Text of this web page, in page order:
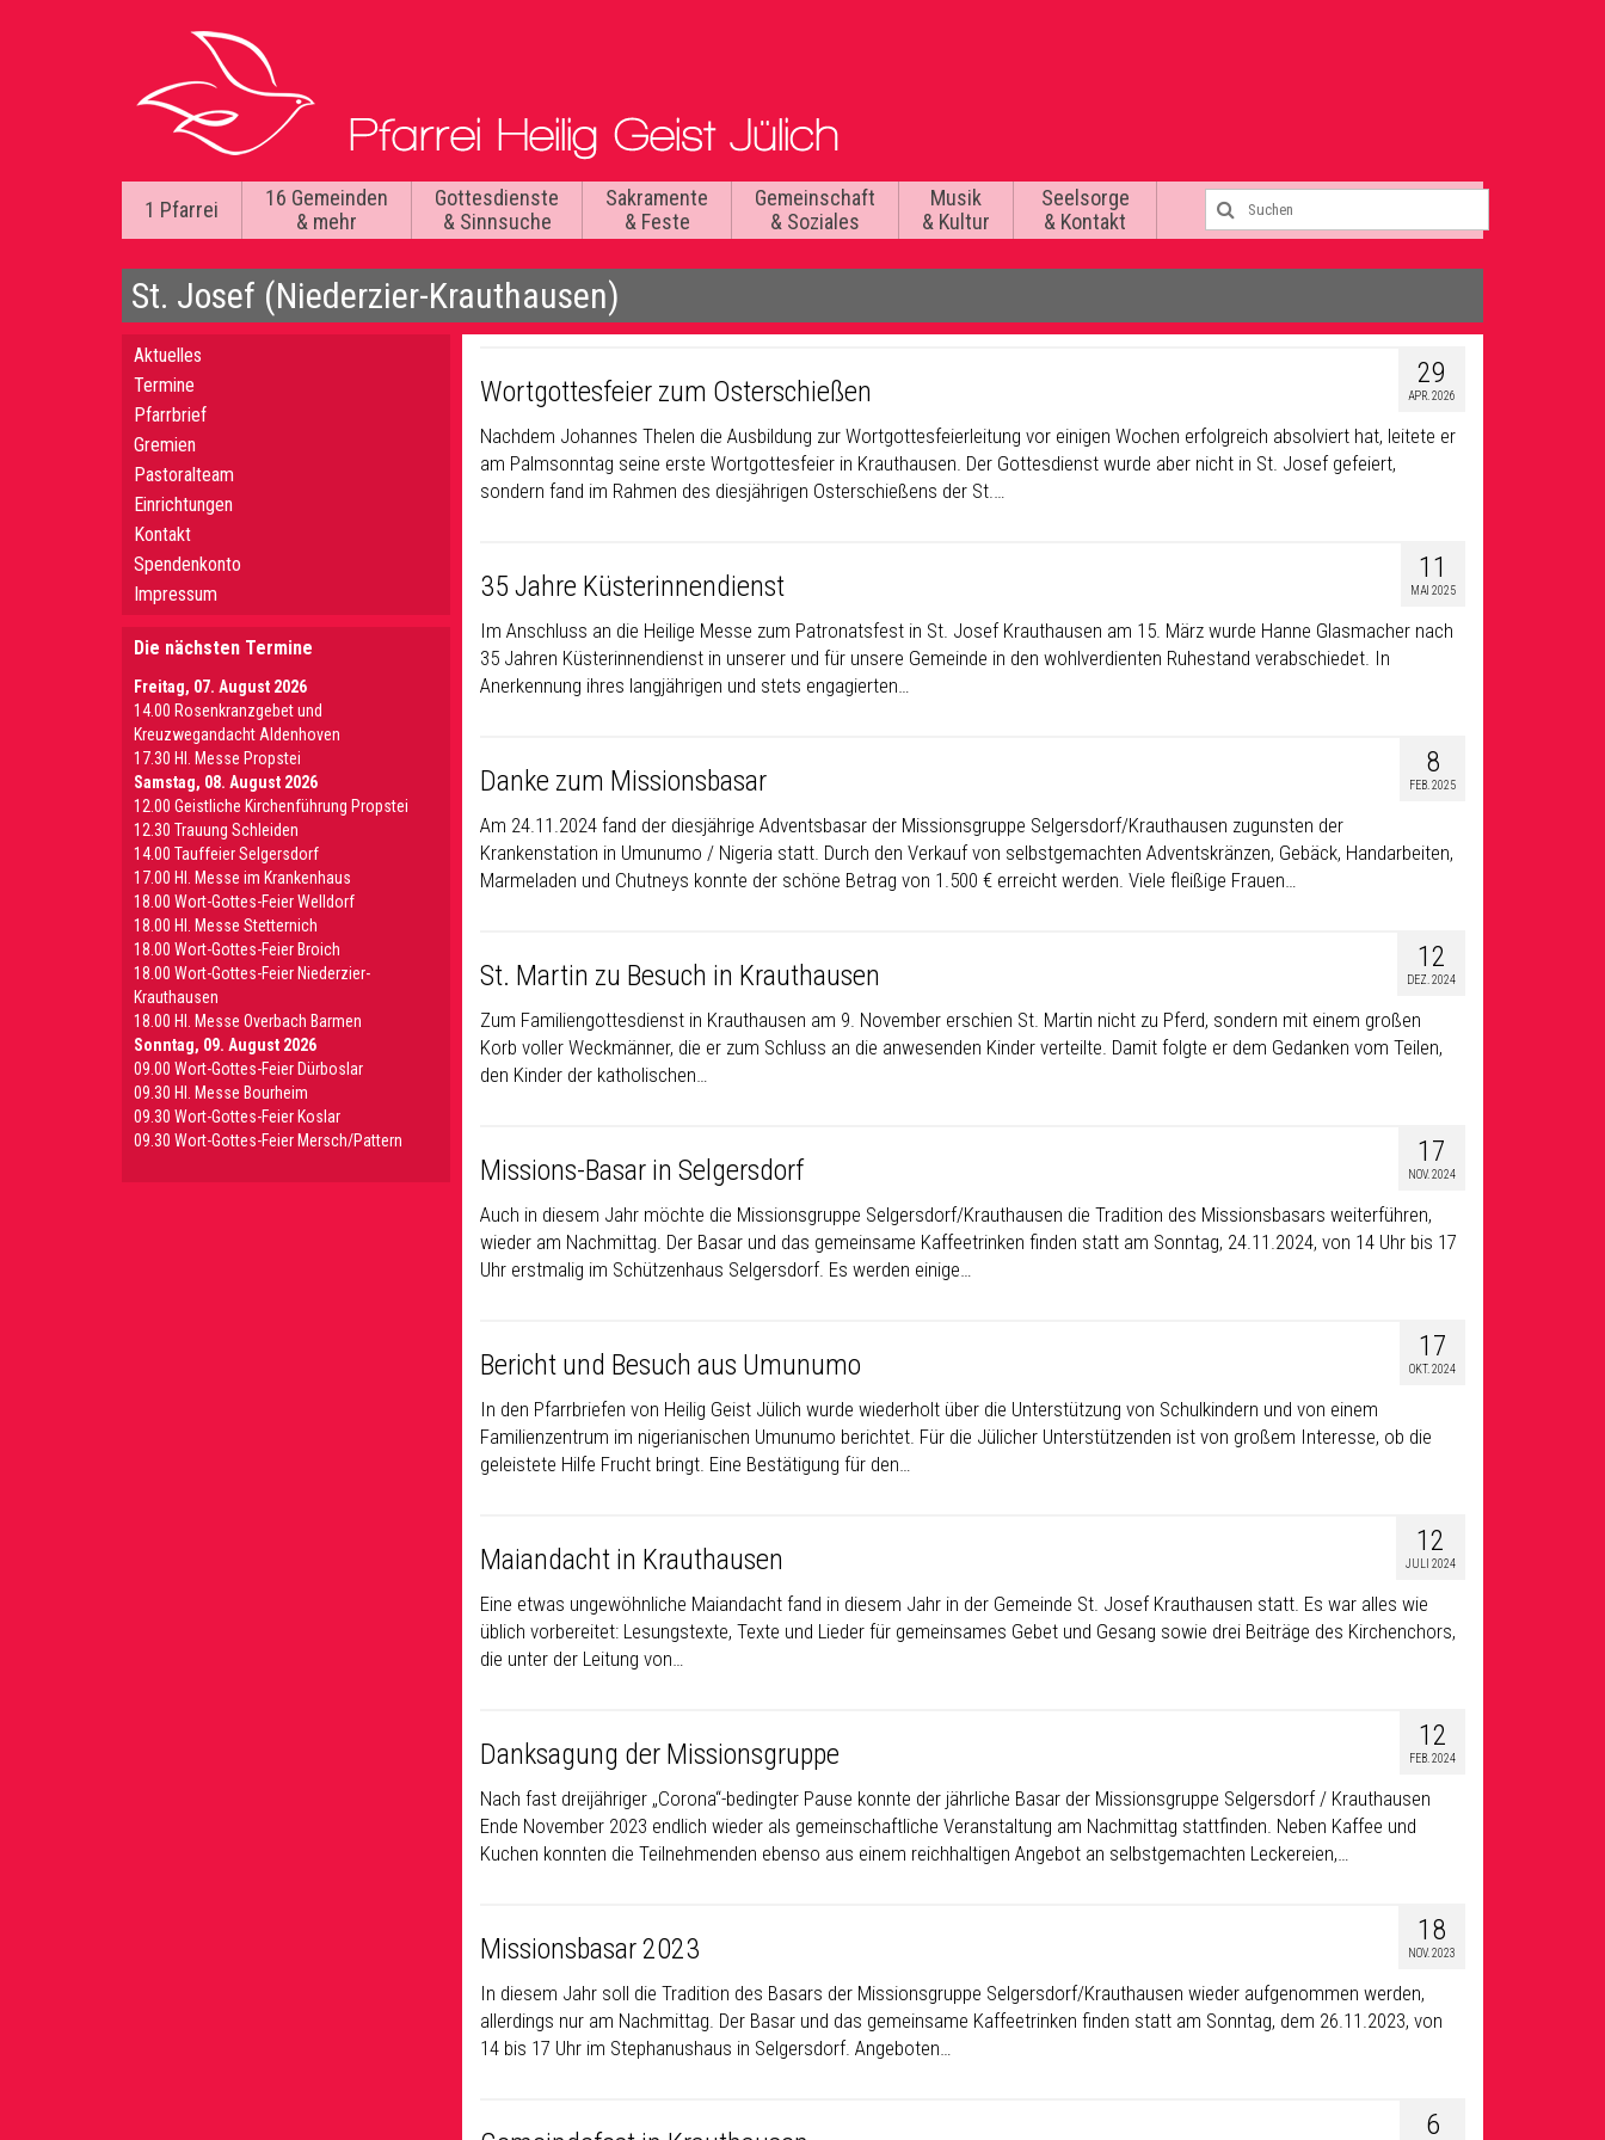
1 Pfarrei
16 Gemeinden
& mehr
Gottesdienste
& Sinnsuche
Sakramente
& Feste
Gemeinschaft
& Soziales
Musik
& Kultur
Seelsorge
& Kontakt
St. Josef (Niederzier-Krauthausen)
29
APR. 2026
Wortgottesfeier zum Osterschießen
Nachdem Johannes Thelen die Ausbildung zur Wortgottesfeierleitung vor einigen Wochen erfolgreich absolviert hat, leitete er
am Palmsonntag seine erste Wortgottesfeier in Krauthausen. Der Gottesdienst wurde aber nicht in St. Josef gefeiert,
sondern fand im Rahmen des diesjährigen Osterschießens der St.…
11
MAI 2025
35 Jahre Küsterinnendienst
Im Anschluss an die Heilige Messe zum Patronatsfest in St. Josef Krauthausen am 15. März wurde Hanne Glasmacher nach
35 Jahren Küsterinnendienst in unserer und für unsere Gemeinde in den wohlverdienten Ruhestand verabschiedet. In
Anerkennung ihres langjährigen und stets engagierten…
8
FEB. 2025
Danke zum Missionsbasar
Am 24.11.2024 fand der diesjährige Adventsbasar der Missionsgruppe Selgersdorf/Krauthausen zugunsten der
Krankenstation in Umunumo / Nigeria statt. Durch den Verkauf von selbstgemachten Adventskränzen, Gebäck, Handarbeiten,
Marmeladen und Chutneys konnte der schöne Betrag von 1.500 € erreicht werden. Viele fleißige Frauen…
12
DEZ. 2024
St. Martin zu Besuch in Krauthausen
Zum Familiengottesdienst in Krauthausen am 9. November erschien St. Martin nicht zu Pferd, sondern mit einem großen
Korb voller Weckmänner, die er zum Schluss an die anwesenden Kinder verteilte. Damit folgte er dem Gedanken vom Teilen,
den Kinder der katholischen…
17
NOV. 2024
Missions-Basar in Selgersdorf
Auch in diesem Jahr möchte die Missionsgruppe Selgersdorf/Krauthausen die Tradition des Missionsbasars weiterführen,
wieder am Nachmittag. Der Basar und das gemeinsame Kaffeetrinken finden statt am Sonntag, 24.11.2024, von 14 Uhr bis 17
Uhr erstmalig im Schützenhaus Selgersdorf. Es werden einige…
17
OKT. 2024
Bericht und Besuch aus Umunumo
In den Pfarrbriefen von Heilig Geist Jülich wurde wiederholt über die Unterstützung von Schulkindern und von einem
Familienzentrum im nigerianischen Umunumo berichtet. Für die Jülicher Unterstützenden ist von großem Interesse, ob die
geleistete Hilfe Frucht bringt. Eine Bestätigung für den…
12
JULI 2024
Maiandacht in Krauthausen
Eine etwas ungewöhnliche Maiandacht fand in diesem Jahr in der Gemeinde St. Josef Krauthausen statt. Es war alles wie
üblich vorbereitet: Lesungstexte, Texte und Lieder für gemeinsames Gebet und Gesang sowie drei Beiträge des Kirchenchors,
die unter der Leitung von…
12
FEB. 2024
Danksagung der Missionsgruppe
Nach fast dreijähriger „Corona“-bedingter Pause konnte der jährliche Basar der Missionsgruppe Selgersdorf / Krauthausen
Ende November 2023 endlich wieder als gemeinschaftliche Veranstaltung am Nachmittag stattfinden. Neben Kaffee und
Kuchen konnten die Teilnehmenden ebenso aus einem reichhaltigen Angebot an selbstgemachten Leckereien,…
18
NOV. 2023
Missionsbasar 2023
In diesem Jahr soll die Tradition des Basars der Missionsgruppe Selgersdorf/Krauthausen wieder aufgenommen werden,
allerdings nur am Nachmittag. Der Basar und das gemeinsame Kaffeetrinken finden statt am Sonntag, dem 26.11.2023, von
14 bis 17 Uhr im Stephanushaus in Selgersdorf. Angeboten…
6
Aktuelles
Termine
Pfarrbrief
Gremien
Pastoralteam
Einrichtungen
Kontakt
Spendenkonto
Impressum
Die nächsten Termine
Freitag, 07. August 2026
14.00 Rosenkranzgebet und
Kreuzwegandacht Aldenhoven
17.30 Hl. Messe Propstei
Samstag, 08. August 2026
12.00 Geistliche Kirchenführung Propstei
12.30 Trauung Schleiden
14.00 Tauffeier Selgersdorf
17.00 Hl. Messe im Krankenhaus
18.00 Wort-Gottes-Feier Welldorf
18.00 Hl. Messe Stetternich
18.00 Wort-Gottes-Feier Broich
18.00 Wort-Gottes-Feier Niederzier-
Krauthausen
18.00 Hl. Messe Overbach Barmen
Sonntag, 09. August 2026
09.00 Wort-Gottes-Feier Dürboslar
09.30 HI. Messe Bourheim
09.30 Wort-Gottes-Feier Koslar
09.30 Wort-Gottes-Feier Mersch/Pattern